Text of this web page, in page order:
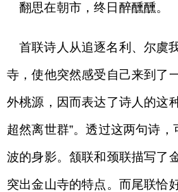
翻思在朝市，终日醉醺醺。
首联诗人从追逐名利、尔虞
寺，使他突然感受自己来到了
外桃源，因而表达了诗人的这
超然离世群”。透过这两句诗
波的身影。颔联和颈联描写了
突出金山寺的特点。而尾联恰